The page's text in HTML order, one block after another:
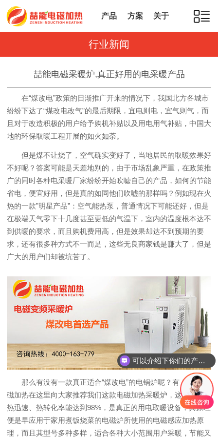
产品 方案 关于
行业新闻
喆能电磁采暖炉,真正好用的电采暖产品
在“煤改电”政策的日渐推广开来的情况下，我国北方各城市
纷纷下达了“煤改电改气”的最后期限，宜电则电，宜气则气，而
且对于改造积极的用户给予购机补贴以及用电用气补贴，中国大
地的环保取暖工程开展的如火如荼。
但是煤不让烧了，空气确实变好了，当地居民的取暖效果好
不好呢？答案可能是天差地别的，由于市场乱象严重，在政策推
广的同时各种电采暖厂家纷纷开始吹嘘自己的产品，如何的节能
省电，便宜好用，但是真的如同他们吹嘘的那样吗？例如现在火
热的一款”明星产品”：空气能热泵，普通情况下可能还好，但是
在极端天气零下十几度甚至更低的气温下，室内的温度根本达不
到供暖的要求，而且购机费用高，但是效果却达不到预期的要
求，还有很多种方式不一而足，这些无良商家钱是赚大了，但是
广大的用户们却被坑苦了。
那么有没有一款真正适合“煤改电”的电锅炉呢？有！喆能电
磁加热在这里向大家推荐我们这款电磁加热采暖炉，这款产品加
热迅速、热转化率能达到98%，是真正的用电取暖设备，其原理
便是早应用于家用煮饭烧菜的电磁炉所使用的电磁感应加热原
理，而且其型号多种多样，适合各种大小范围用户采暖，节能又
可以介绍下你们的产品么？